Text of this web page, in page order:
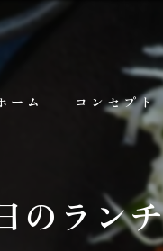
ーム コンセプト
のラン